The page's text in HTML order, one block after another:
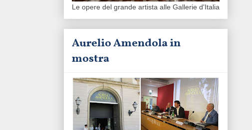
Le opere del grande artista alle Gallerie d'Italia
Aurelio Amendola in
mostra